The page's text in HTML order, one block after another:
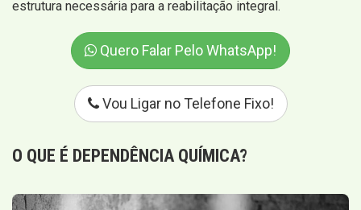
estrutura necessária para a reabilitação integral.
Quero Falar Pelo WhatsApp!
Vou Ligar no Telefone Fixo!
O QUE É DEPENDÊNCIA QUÍMICA?